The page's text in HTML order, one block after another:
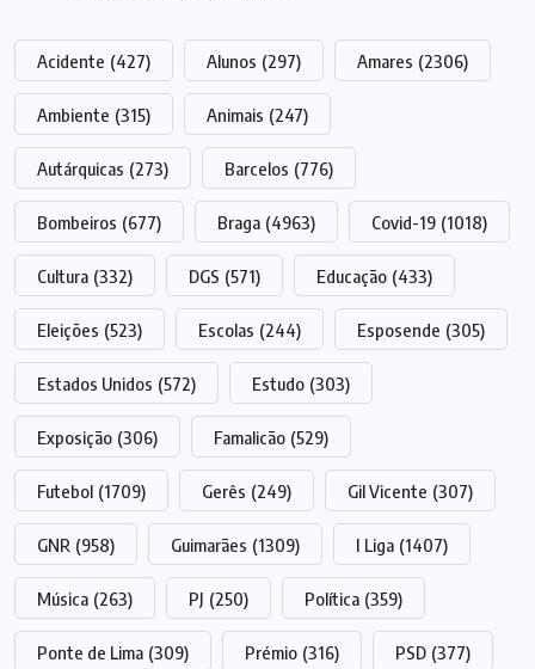
Acidente (427) Alunos (297) Amares (2306)
Ambiente (315) Animais (247)
Autárquicas (273) Barcelos (776)
Bombeiros (677) Braga (4963) Covid-19 (1018)
Cultura (332) DGS (571) Educação (433)
Eleições (523) Escolas (244) Esposende (305)
Estados Unidos (572) Estudo (303)
Exposição (306) Famalicão (529)
Futebol (1709) Gerês (249) Gil Vicente (307)
GNR (958) Guimarães (1309) I Liga (1407)
Música (263) PJ (250) Política (359)
Ponte de Lima (309) Prémio (316) PSD (377)